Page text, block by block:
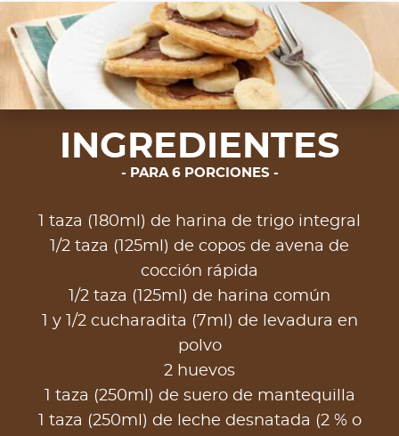
INGREDIENTES
PARA 6 PORCIONES
1 taza (180ml) de harina de trigo integral
1/2 taza (125ml) de copos de avena de
cocción rápida
1/2 taza (125ml) de harina común
1 y 1/2 cucharadita (7ml) de levadura en
polvo
2 huevos
1 taza (250ml) de suero de mantequilla
1 taza (250ml) de leche desnatada (2 % o